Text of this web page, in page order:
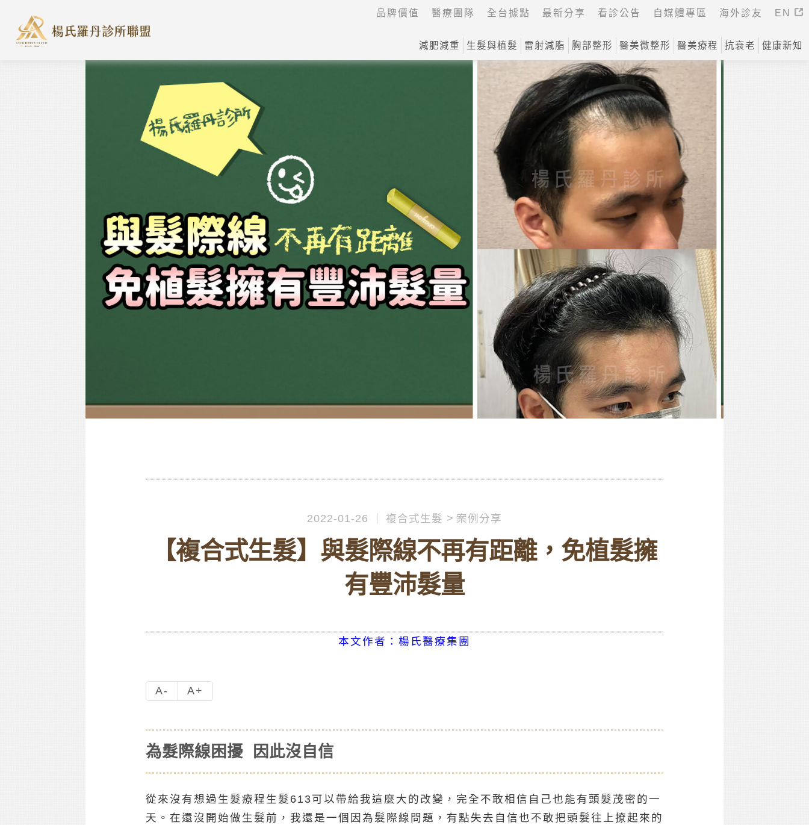
2022-01-26 複合式生髮 案例分享
【複合式生髮】與髮際線不再有距離，免植髮擁
有豐沛髮量
本文作者：楊氏醫療集團
A- A+
為髮際線困擾 因此沒自信
從來沒有想過生髮療程生髮613可以帶給我這麼大的改變，完全不敢相信自己也能有頭髮茂密的一
天。在還沒開始做生髮前，我還是一個因為髮際線問題，有點失去自信也不敢把頭髮往上撩起來的
品牌價值 醫療團隊 全台據點 最新分享 看診公告 自媒體專區 海外診友 EN
減肥減重 生髮與植髮 雷射減脂 胸部整形 醫美微整形 醫美療程 抗衰老 健康新知